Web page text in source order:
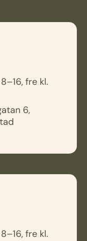
fre kl.
6,
fre kl.